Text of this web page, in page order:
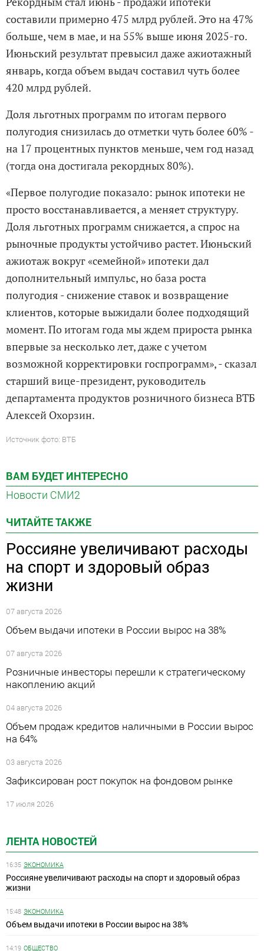
ЛЕНТА НОВОСТЕЙ
16:35 ЭКОНОМИКА
Россияне увеличивают расходы на спорт и здоровый образ
жизни
15:48 ЭКОНОМИКА
Объем выдачи ипотеки в России вырос на 38%
14:19 ОБЩЕСТВО
составили примерно 475 млрд рублей. Это на 47%
больше, чем в мае, и на 55% выше июня 2025-го.
Июньский результат превысил даже ажиотажный
январь, когда объем выдач составил чуть более
420 млрд рублей.
Доля льготных программ по итогам первого
полугодия снизилась до отметки чуть более 60% -
на 17 процентных пунктов меньше, чем год назад
(тогда она достигала рекордных 80%).
«Первое полугодие показало: рынок ипотеки не
просто восстанавливается, а меняет структуру.
Доля льготных программ снижается, а спрос на
рыночные продукты устойчиво растет. Июньский
ажиотаж вокруг «семейной» ипотеки дал
дополнительный импульс, но база роста
полугодия - снижение ставок и возвращение
клиентов, которые выжидали более подходящий
момент. По итогам года мы ждем прироста рынка
впервые за несколько лет, даже с учетом
возможной корректировки госпрограмм», - сказал
старший вице-президент, руководитель
департамента продуктов розничного бизнеса ВТБ
Алексей Охорзин.
Источник фото: ВТБ
ВАМ БУДЕТ ИНТЕРЕСНО
Новости СМИ2
ЧИТАЙТЕ ТАКЖЕ
Россияне увеличивают расходы
на спорт и здоровый образ
жизни
07 августа 2026
Объем выдачи ипотеки в России вырос на 38%
07 августа 2026
Розничные инвесторы перешли к стратегическому
накоплению акций
04 августа 2026
Объем продаж кредитов наличными в России вырос
на 64%
03 августа 2026
Зафиксирован рост покупок на фондовом рынке
17 июля 2026